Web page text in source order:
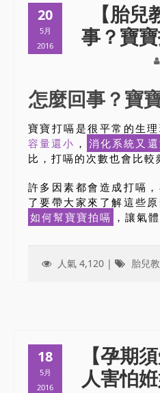
20
5月
2016
【胎
事？寶
怎麼回事？寶
寶寶打嗝是很平常的生
容量還小 ， 消化系統又
比，打嗝的次數也會比較
許多因素都會造成打嗝
了要帶大家來了解這些
如何幫寶寶拍嗝 ，讓氣
人氣 4,120 | 胎兒
18
5月
2016
【孕期
人害怕